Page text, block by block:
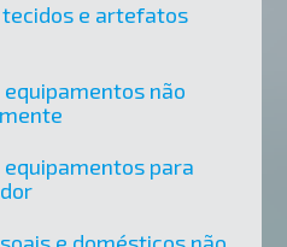
e artefatos
não
para